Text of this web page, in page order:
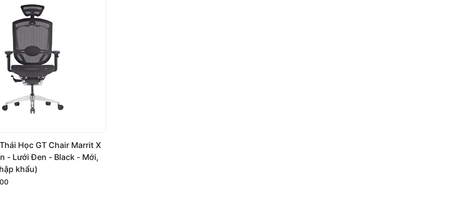
linh hoạt nhiều hướng
lợi với chiều ngang 11.5cm và dài 30cm, cho cảm
kê tay lên xuống đến 7cm, trượt tới lùi theo nhu
độc đáo mà không phải mẫu ghế nào cũng có.
kê tay cũng di chuyển đồng bộ, giúp mình luôn
ngang
nước giúp giảm áp lực lên đùi. Mình cũng có thể
Học GT Chair Marrit X
- Lưới Đen - Black - Mới,
khẩu)